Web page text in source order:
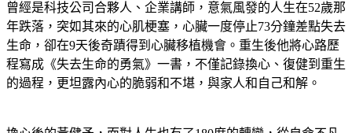
曾經是科技公司合夥人、企業講師，意氣風發的人生在52歲那
年跌落，突如其來的心肌梗塞，心臟一度停止73分鐘差點失去
生命，卻在9天後奇蹟得到心臟移植機會。重生後他將心路歷
程寫成《失去生命的勇氣》一書，不僅記錄換心、復健到重生
的過程，更坦露內心的脆弱和不堪，與家人和自己和解。